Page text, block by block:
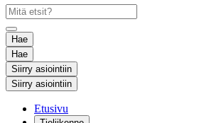
Hae
Hae
Siirry asiointiin
Siirry asiointiin
Etusivu